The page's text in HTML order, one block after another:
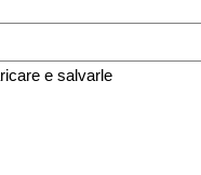
e salvarle